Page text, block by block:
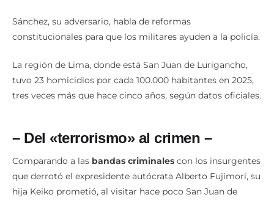
Sánchez, su adversario, habla de reformas
constitucionales para que los militares ayuden a la policía.
La región de Lima, donde está San Juan de Lurigancho,
tuvo 23 homicidios por cada 100.000 habitantes en 2025,
tres veces más que hace cinco años, según datos oficiales.
– Del «terrorismo» al crimen –
Comparando a las bandas criminales con los insurgentes
que derrotó el expresidente autócrata Alberto Fujimori, su
hija Keiko prometió, al visitar hace poco San Juan de